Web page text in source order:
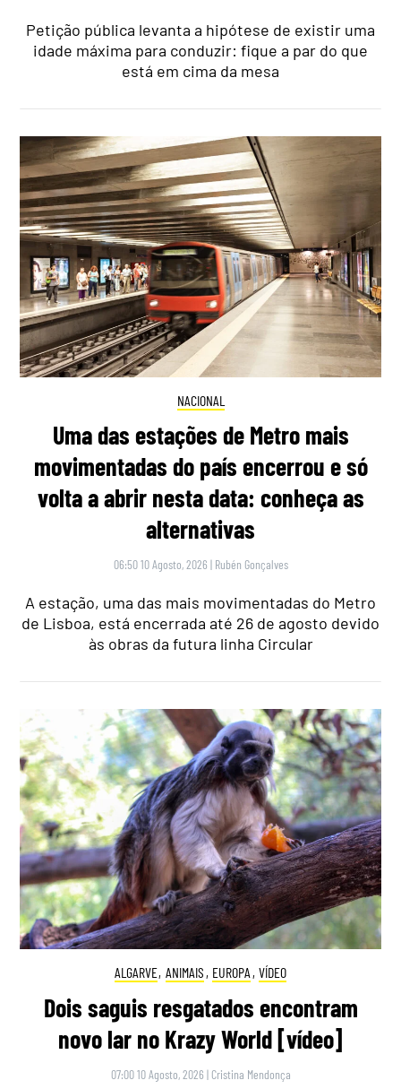
Petição pública levanta a hipótese de existir uma
idade máxima para conduzir: fique a par do que
está em cima da mesa
NACIONAL
Uma das estações de Metro mais
movimentadas do país encerrou e só
volta a abrir nesta data: conheça as
alternativas
06:50 10 Agosto, 2026 | Rubén Gonçalves
A estação, uma das mais movimentadas do Metro
de Lisboa, está encerrada até 26 de agosto devido
às obras da futura linha Circular
ALGARVE, ANIMAIS , EUROPA , VÍDEO
Dois saguis resgatados encontram
novo lar no Krazy World [vídeo]
07:00 10 Agosto, 2026 | Cristina Mendonça